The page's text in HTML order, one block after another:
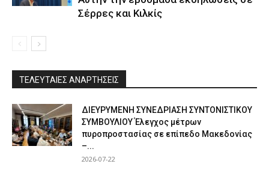
Σέρρες και Κιλκίς
ΤΕΛΕΥΤΑΙΕΣ ΑΝΑΡΤΗΣΕΙΣ
ΔΙΕΥΡΥΜΕΝΗ ΣΥΝΕΔΡΙΑΣΗ ΣΥΝΤΟΝΙΣΤΙΚΟΥ
ΣΥΜΒΟΥΛΙΟΥ Έλεγχος μέτρων
πυροπροστασίας σε επίπεδο Μακεδονίας
–...
2026-07-22